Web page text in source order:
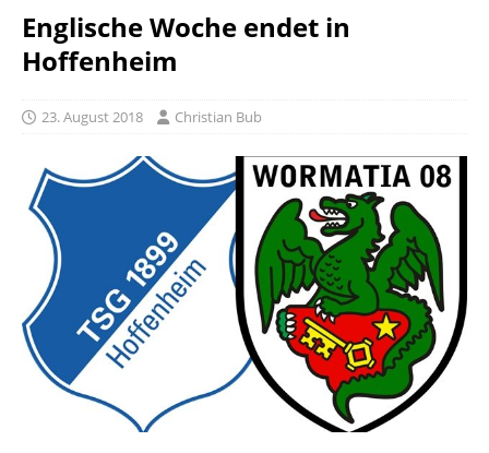
Englische Woche endet in
Hoffenheim
23. August 2018 Christian Bub